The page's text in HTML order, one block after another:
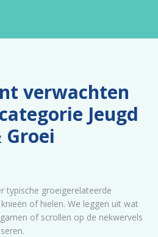
verwachten
Jeugd
Groei
typische groeigerelateerde
of hielen. We leggen uit wat
of scrollen op de nekwervels